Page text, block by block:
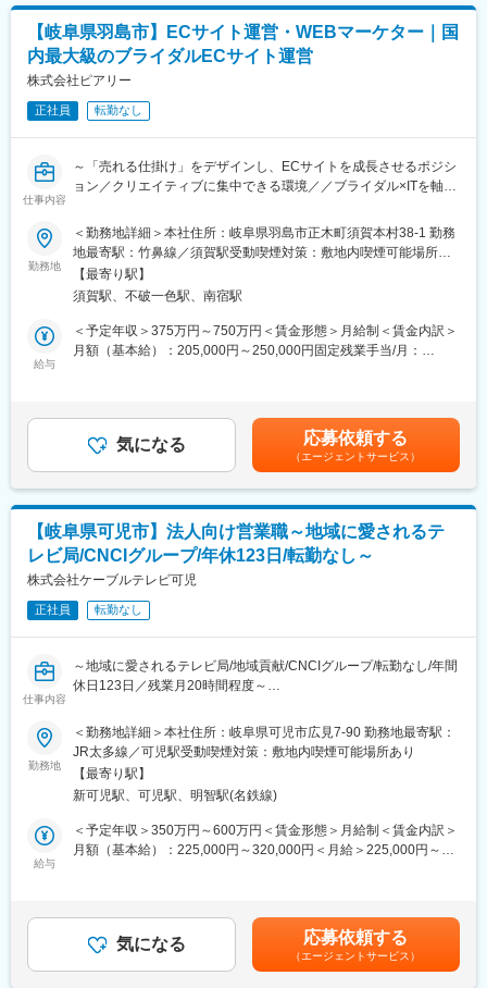
年初に設定した個人目標の達成度を基に評価を決定。結果だけで
なく日々の取り組み姿勢や努力も評価されるため、未経験の方で
も安心して成長できます。
■当社について
◎東海エリア12社からなるCNCIグループの一員として、多治見
続けています。
◎月額課金制のストック型ビジネスで安定収益を確保。放送・通
右されにくい事業モデルです。
変更の範囲：会社の定める業務
スです。
（2）SNS マーケティング支援サービスの提案
企業・法人が運用しているInstagram などの SNS 運用を支援し、
さらなる集客・企業ブランドの認知度向上を目指します。トレン
ド／データを分析析企画画提案の流れで、デザインチーム・サポ
ートスタッフと協力しながら一気通貫、アフターフォローまで担
当いただきます。
■入社後の流れ：
す。
その後、先輩社員について、OJTやロールプレイングで業務の流
れを学びます。3か月程度で独り立ちとなります。独り立ち後もチ
ームに相談しやすい環境です。
後に
知識とスキルを身につけ活躍しているメンバーばかりなので、未
■当社について：
私たちは、結婚式アイテムをネット通販で扱う企業がほぼない時
代にブライダル専門サイト「PIARY」を立ち上げ、創業以来 13期
連続成長を実現し、国内最大級規模の EC サイトに成長しまし
た。
ブライダル×ITを軸にさらなる成長を見据え、これまで培ってきた
ノウハウを駆使して BtoB／BtoF（ファン）事業への拡大、時代の
流れや顧客ニーズを汲み取ったライフステージ全般に寄り添う新
規事業にも挑戦しています。
【岐阜県羽島市】ECサイト運営・WEBマーケター｜国
内最大級のブライダルECサイト運営
株式会社ピアリー
正社員 転勤なし
仕事内容
～「売れる仕掛け」をデザインし、ECサイトを成長させるポジシ
ョン／クリエイティブに集中できる環境／／ブライダル×ITを軸
■業務内容：
自社運営しているECサイトのWEBマーケティング全般（企画・販
促・分析改善）をお任せします。
＜対象＞
・国内最大級の結婚式アイテム専門サイト『PIARY』
・自社運営しているECサイト・情報サイト
◇EC店舗マネジメント：自社サイト・楽天市場店の売上管理、施
策立案
◇販売戦略、販促企画：季節ごとのキャンペーン、イベント（ス
るページ、コンテンツ、キャッチコピー作成
◇アクセス解析・改善：Googleアナリティクスやモール統計を用
いてサイト内遷移やCVRの改善
◇市場調査：トレンドや競合の動向分析、顧客ニーズの把握
■当社の強み：
＜圧倒的な商品力＞
魅力的なオリジナル商品サービス・限定特典など、SNS/クチコミ/
紹介による強いブランド力
＜クリエイティブに集中できる環境＞
籍。あなたの「こうしたい」アイデアを、高いクオリティでスピ
ーディに形にします。
＜一貫体制のチームワーク＞
物流部・カスタマーサポート事務とも連携がスムーズです。会社
報共有・連携しています。
さらに、ECサイトの実績ノウハウを生かし、ライフステージ全般
に寄りそったギフト、時代と顧客ニーズに合わせた美容／防災衛
勤務地
＜勤務地詳細＞本社住所：岐阜県羽島市正木町須賀本村38-1 勤務
地最寄駅：竹鼻線／須賀駅受動喫煙対策：敷地内喫煙可能場所あ
り【最寄り駅】
須賀駅、不破一色駅、南宿駅
給与
＜予定年収＞375万円～750万円＜賃金形態＞月給制＜賃金内訳＞
月額（基本給）：205,000円～250,000円固定残業手当/月：
前職給与も考慮します。能力や経験に応じて加給優遇します。■昇
給：年1回（1月）■賞与：年2回（6、12月）※2～3.5ヶ月分賃金は
あくまでも目安の金額であり、選考を通じて上下する可能性があ
ります。月給(月額)は固定手当を含めた表記です。
気になる 応募依頼する
（エージェントサービス）
【岐阜県可児市】法人向け営業職～地域に愛されるテ
レビ局/CNCIグループ/年休123日/転勤なし～
株式会社ケーブルテレビ可児
正社員 転勤なし
仕事内容
～地域に愛されるテレビ局/地域貢献/CNCIグループ/転勤なし/年間
休日123日／残業月20時間程度～
■採用背景：
行政や法人への営業に一層力を入れるべく、体制強化のための
採用です。
■業務内容：
行政や法人に対して、当社が提供するTV、NET、電話サービスの
営業、HP制作や会社紹介動画の制作、イベントのサポートなど企
■業務詳細：
・当社が提供するTV、NET、電話サービスの導入営業
・通信技術を使った各種ソリューション（ネットワーク型防犯カ
勤務地
＜勤務地詳細＞本社住所：岐阜県可児市広見7-90 勤務地最寄駅：
JR太多線／可児駅受動喫煙対策：敷地内喫煙可能場所あり
【最寄り駅】
新可児駅、可児駅、明智駅(名鉄線)
給与
＜予定年収＞350万円～600万円＜賃金形態＞月給制＜賃金内訳＞
月額（基本給）：225,000円～320,000円＜月給＞225,000円～
までも目安の金額であり、選考を通じて上下する可能性がありま
す。月給(月額)は固定手当を含めた表記です。
気になる 応募依頼する
（エージェントサービス）